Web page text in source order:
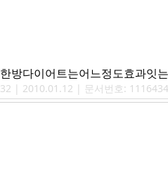
한방다이어트는어느정도효과잇
32 | 2010.01.12 | 문서번호: